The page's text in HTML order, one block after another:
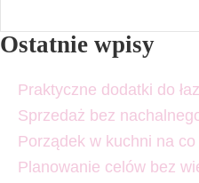
Ostatnie wpisy
Praktyczne dodatki do
Sprzedaż bez
Porządek w kuchni na co
Planowanie celów bez